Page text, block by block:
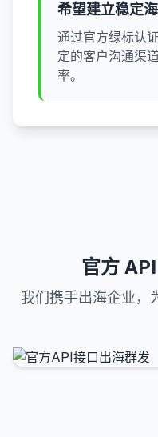
希望建立稳定
通过官方绿标认
定的客户沟通渠
率。
官方
我们携手出海企业，